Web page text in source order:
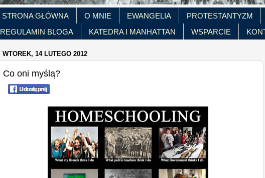
STRONA GŁÓWNA O MNIE EWANGELIA PROTESTANTYZM
REGULAMIN BLOGA
KATEDRA I MANHATTAN WSPARCIE
WTOREK, 14 LUTEGO 2012
Co oni myślą?